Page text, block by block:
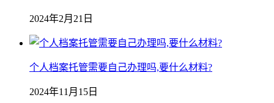
2024年2月21日
个人档案托管需要自己办理吗,要什么材料?
2024年11月15日